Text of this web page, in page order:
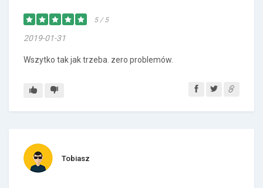
5 / 5
2019-01-31
Wszytko tak jak trzeba. zero problemów.
Tobiasz